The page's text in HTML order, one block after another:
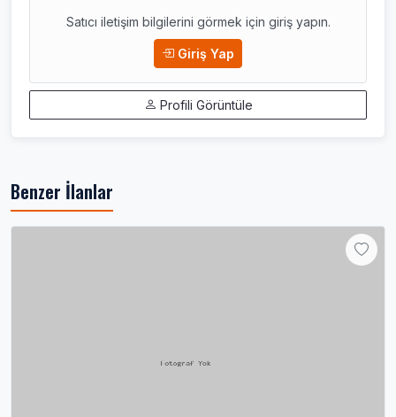
Satıcı iletişim bilgilerini görmek için giriş yapın.
Giriş Yap
Profili Görüntüle
Benzer İlanlar